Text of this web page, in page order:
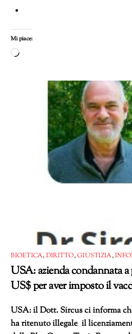
Mi piace:
Caricamento
BIOETICA, DIRITTO,GIUSTIZIA,
USA: azienda condannata a
US$ per aver imposto il
USA: il Dott. Sircus ci informa
ha ritenuto illegale il